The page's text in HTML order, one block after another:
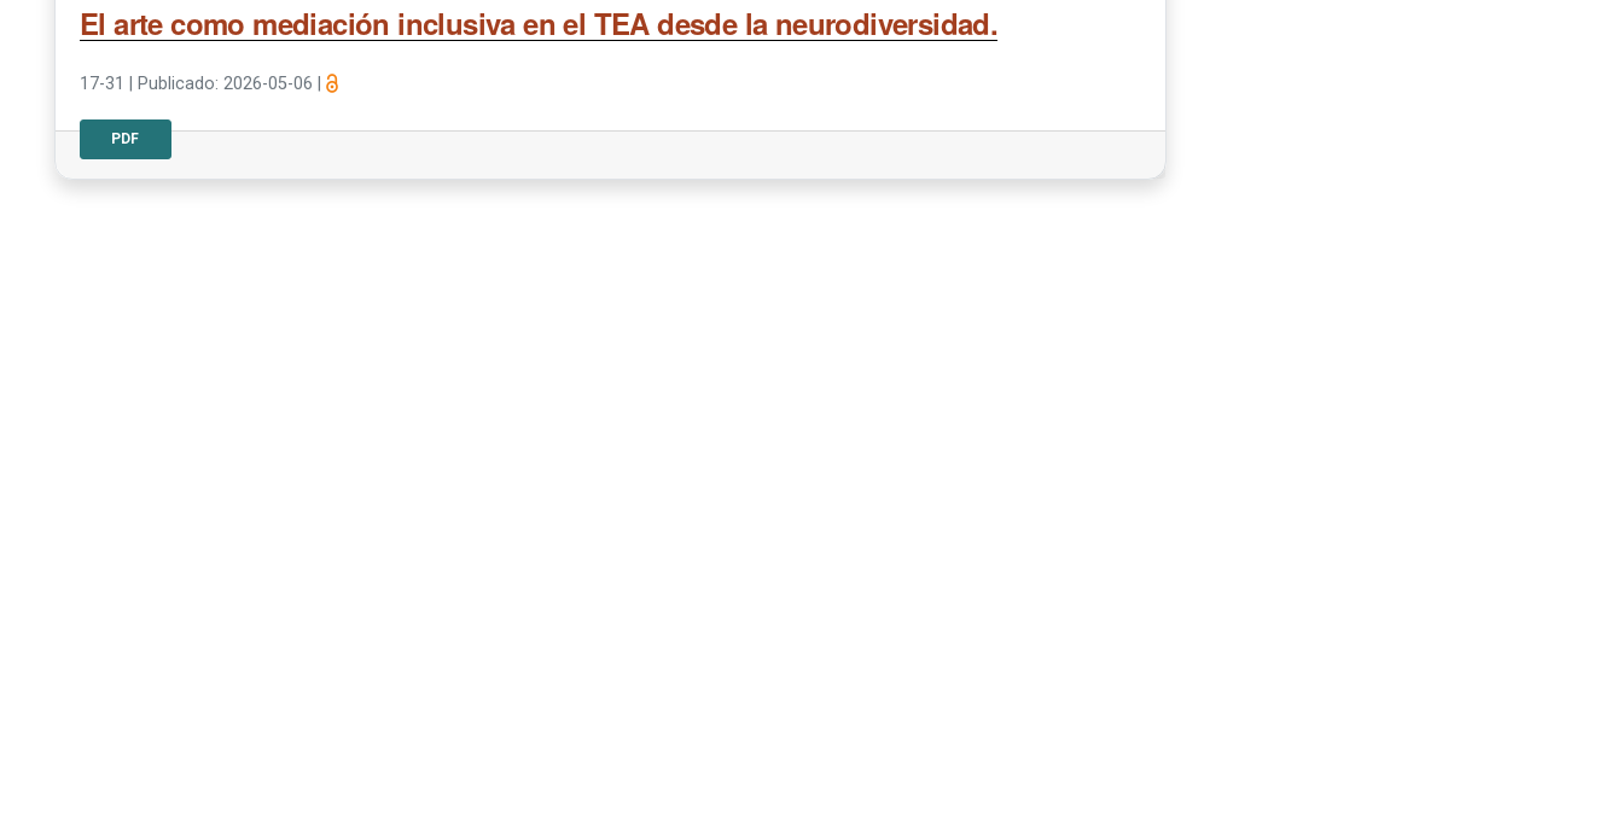
El arte como mediación inclusiva en el TEA desde la neurodiversidad.
17-31 Publicado: 2026-05-06
PDF